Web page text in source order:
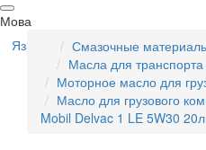
Мова
Язык
Смазочные
Масла для транспорта
Моторное масло для
Масло для грузового
Mobil Delvac 1 LE 5W30 20л